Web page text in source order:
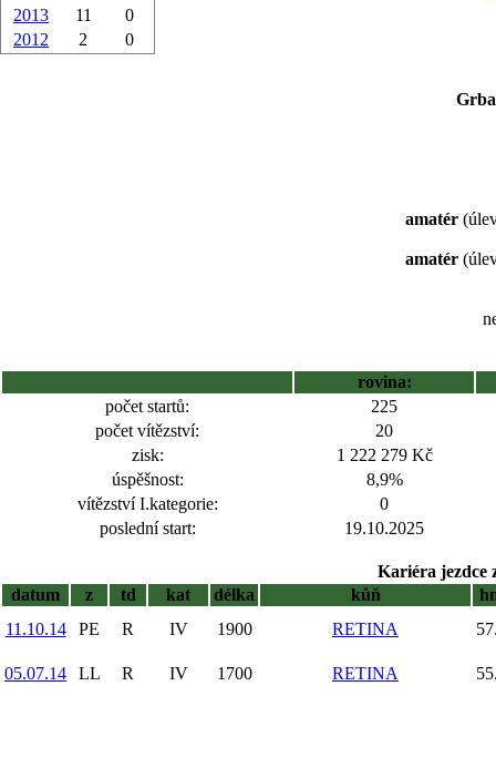
2013
11
0
2012
2 0
amatér
amatér
rovina:
počet startů:
225
počet vítězství:
20
zisk:
1 222 279 Kč
úspěšnost:
8,9%
vítězství I.kategorie:
0
poslední start:
19.10.2025
Kariéra jezdce
datum
z td kat délka kůň
11.10.14
PE R IV 1900 RETINA
05.07.14 LL R IV 1700 RETINA